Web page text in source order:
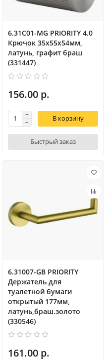
6.31С01-MG PRIORITY 4.0
Крючок 35x55x54мм,
латунь, графит браш
(331447)
156.00 р.
В корзину
Быстрый заказ
6.31007-GB PRIORITY
Держатель для
туалетной бумаги
открытый 177мм,
латунь,браш.золото
(330546)
161.00 р.